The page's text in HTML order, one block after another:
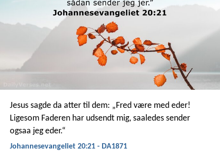
Jesus sagde da atter til dem: „Fred være med eder!
Ligesom Faderen har udsendt mig, saaledes sender
ogsaa jeg eder.“
Johannesevangeliet 20:21 - DA1871